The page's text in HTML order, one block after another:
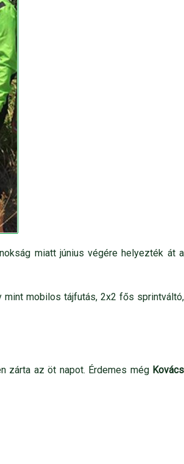
miatt június végére helyezték át a
mint mobilos tájfutás, 2x2 fős sprintváltó,
zárta az öt napot. Érdemes még Kovács